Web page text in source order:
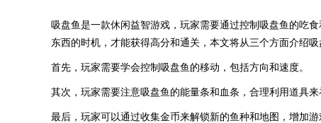
吸盘鱼是一款休闲益智游戏，玩家需要通过控制吸盘鱼的吃
东西的时机，才能获得高分和通关，本文将从三个方面介绍吸
首先，玩家需要学会控制吸盘鱼的移动，包括方向和速度。
其次，玩家需要注意吸盘鱼的能量条和血条，合理利用道具来
最后，玩家可以通过收集金币来解锁新的鱼种和地图，增加游